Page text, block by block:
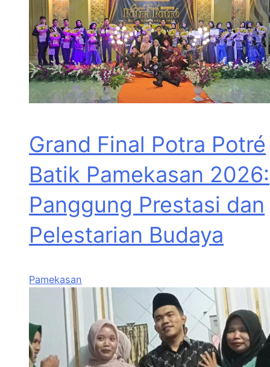
Grand Final Potra Potré
Batik Pamekasan 2026:
Panggung Prestasi dan
Pelestarian Budaya
Pamekasan